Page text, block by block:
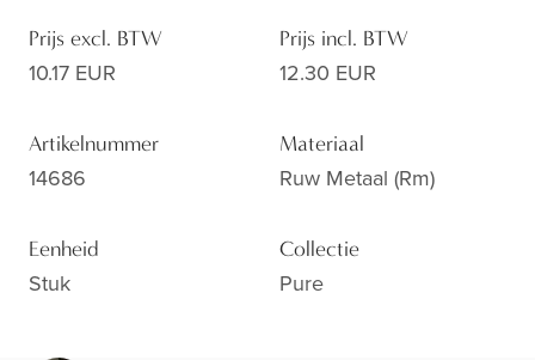
Prijs excl. BTW
10.17 EUR
Prijs incl. BTW
12.30 EUR
Artikelnummer
14686
Materiaal
Ruw Metaal (rm)
Eenheid
Stuk
Collectie
Pure